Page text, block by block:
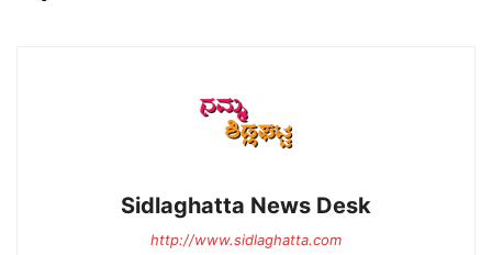
Sidlaghatta News Desk
http://www.sidlaghatta.com